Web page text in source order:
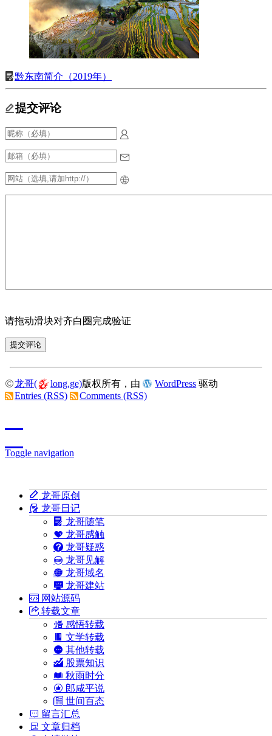
提交评论
请拖动滑块对齐白圈完成验证
黔东南简介（2019年）
龙哥( long.ge)版权所有，由 WordPress 驱动
Entries (RSS)
Comments (RSS)
Toggle navigation
龙哥原创
龙哥日记
龙哥随笔
龙哥感触
龙哥疑惑
龙哥见解
龙哥域名
龙哥建站
网站源码
转载文章
感悟转载
文学转载
其他转载
股票知识
秋雨时分
郎咸平说
世间百态
留言汇总
文章归档